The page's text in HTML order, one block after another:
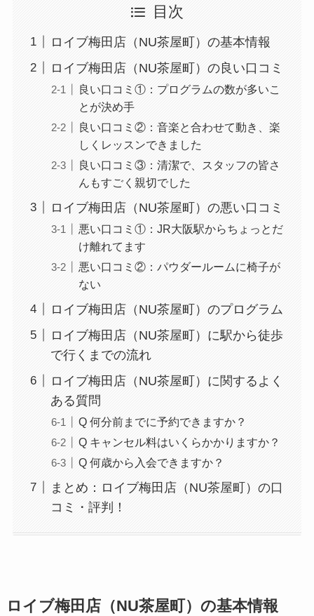
目次
ロイブ梅田店（NU茶屋町）の基本情報
ロイブ梅田店（NU茶屋町）の良い口コミ
良い口コミ①：プログラムの数が多いこ
とが決め手
良い口コミ②：音楽と合わせて動き、楽
しくレッスンできました
良い口コミ③：清潔で、スタッフの皆さ
んもすごく親切でした
ロイブ梅田店（NU茶屋町）の悪い口コミ
悪い口コミ①：JR大阪駅からちょっとだ
け離れてます
悪い口コミ②：パウダールームに椅子が
ない
ロイブ梅田店（NU茶屋町）のプログラム
ロイブ梅田店（NU茶屋町）に駅から徒歩
で行くまでの流れ
ロイブ梅田店（NU茶屋町）に関するよく
ある質問
Q 何分前までに予約できますか？
Q キャンセル料はいくらかかりますか？
Q 何歳から入会できますか？
まとめ：ロイブ梅田店（NU茶屋町）の口
コミ・評判！
ロイブ梅田店（NU茶屋町）の基本情報